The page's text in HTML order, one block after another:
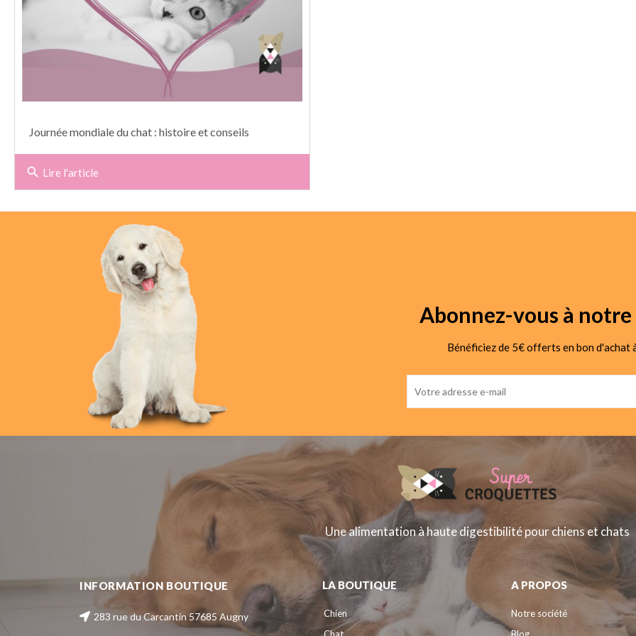
Journée mondiale du chat : histoire et conseils
search Lire l'article
Abonnez-vous à
Bénéficiez de 5€ offerts en bon d'achat
Une alimentation à haute digestibilité pour chiens et chats
INFORMATION BOUTIQUE
283 rue du Carcantin 57685 Augny
LA BOUTIQUE
Chien
A PROPOS
Notre société